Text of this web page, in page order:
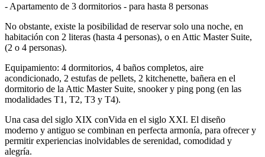
- Apartamento de 3 dormitorios - para hasta 8 personas
No obstante, existe la posibilidad de reservar solo una noche, en
habitación con 2 literas (hasta 4 personas), o en Attic Master Suite,
(2 o 4 personas).
Equipamiento: 4 dormitorios, 4 baños completos, aire
acondicionado, 2 estufas de pellets, 2 kitchenette, bañera en el
dormitorio de la Attic Master Suite, snooker y ping pong (en las
modalidades T1, T2, T3 y T4).
Una casa del siglo XIX conVida en el siglo XXI. El diseño
moderno y antiguo se combinan en perfecta armonía, para ofrecer y
permitir experiencias inolvidables de serenidad, comodidad y
alegría.